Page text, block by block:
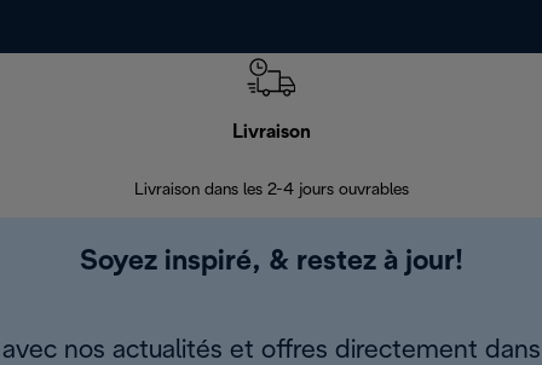
Livraison
Livraison dans les 2-4 jours ouvrables
Soyez inspiré, & restez à jour!
avec nos actualités et offres directement dans